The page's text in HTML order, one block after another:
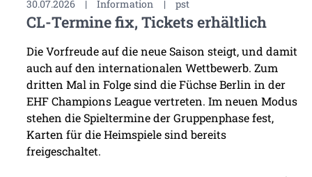
30.07.2026 | Information | pst
CL-Termine fix, Tickets erhältlich
Die Vorfreude auf die neue Saison steigt, und damit
auch auf den internationalen Wettbewerb. Zum
dritten Mal in Folge sind die Füchse Berlin in der
EHF Champions League vertreten. Im neuen Modus
stehen die Spieltermine der Gruppenphase fest,
Karten für die Heimspiele sind bereits
freigeschaltet.